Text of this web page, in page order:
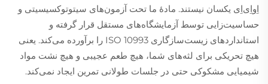
اِو‌اِی‌اِی یکسان نیستند. مادهٔ ما تحت آزمون‌های سیتوتوکسیسیتی و
حساسیت‌زایی توسط آزمایشگاه‌های مستقل قرار گرفته و
استانداردهای زیست‌سازگاری ISO 10993 را برآورده می‌کند. یعنی
هیچ تحریکی برای لثه‌های شما، هیچ طعم عجیبی و هیچ نشت مواد
شیمیایی مشکوکی حتی در جلسات طولانی تمرین ایجاد نمی‌کند.